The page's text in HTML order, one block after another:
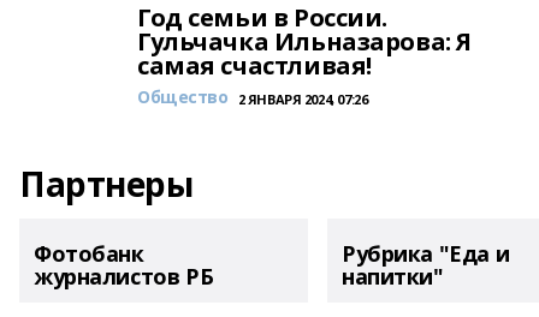
Год семьи в России.
Гульчачка Ильназарова: Я
самая счастливая!
Общество 2 ЯНВАРЯ 2024, 07:26
Партнеры
Фотобанк
журналистов РБ
Рубрика "Еда и
напитки"